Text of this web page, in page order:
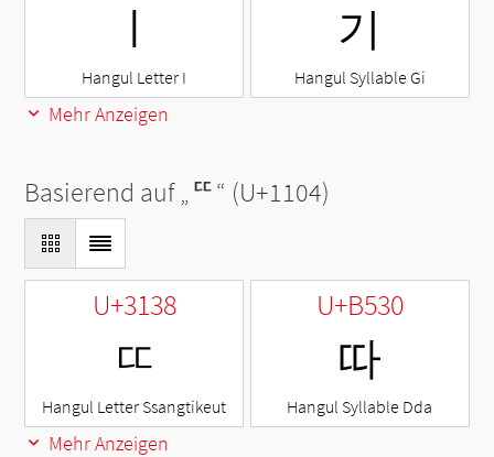
ㅣ
Hangul Letter I
기
Hangul Syllable Gi
Mehr Anzeigen
Basierend auf „ᄄ“ (U+1104)
U+3138
ㄸ
Hangul Letter Ssangtikeut
U+B530
따
Hangul Syllable Dda
Mehr Anzeigen